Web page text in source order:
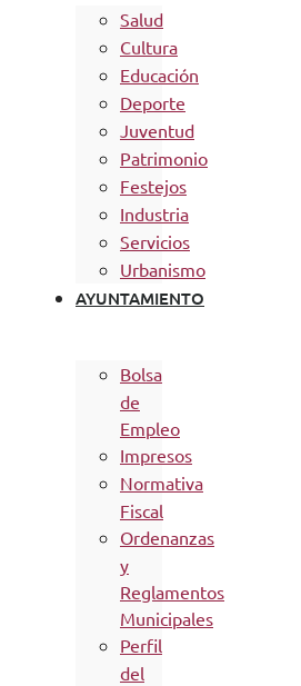
Salud
Cultura
Educación
Deporte
Juventud
Patrimonio
Festejos
Industria
Servicios
Urbanismo
AYUNTAMIENTO
Bolsa
de
Empleo
Impresos
Normativa
Fiscal
Ordenanzas
y
Reglamentos
Municipales
Perfil
del